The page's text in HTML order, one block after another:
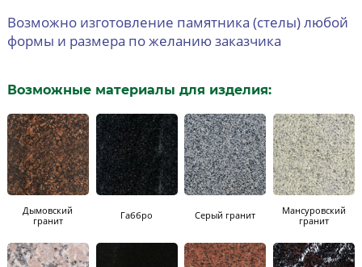
Возможно изготовление памятника (стелы) любой
формы и размера по желанию заказчика
Возможные материалы для изделия:
Дымовский
гранит
Габбро Серый гранит
Мансуровский
гранит